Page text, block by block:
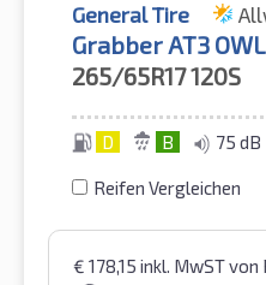
General Tire
Grabber AT3
265/65R17120S
D B 75 dB
Reifen Vergleichen
€ 178,15 inkl. MwSTvon